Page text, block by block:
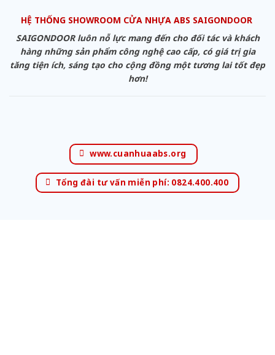
HỆ THỐNG SHOWROOM CỬA NHỰA ABS SAIGONDOOR
SAIGONDOOR luôn nỗ lực mang đến cho đối tác và khách
hàng những sản phẩm công nghệ cao cấp, có giá trị gia
tăng tiện ích, sáng tạo cho cộng đồng một tương lai tốt đẹp
hơn!
www.cuanhuaabs.org
Tổng đài tư vấn miễn phí: 0824.400.400